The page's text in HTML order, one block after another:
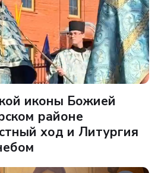
иконы Божией
районе
ход и Литургия